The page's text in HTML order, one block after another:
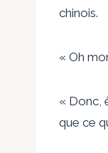
chinois.
« Oh
« Donc,
que ce